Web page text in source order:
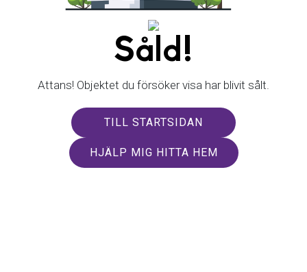
Såld!
Attans! Objektet du försöker visa har blivit sålt.
TILL STARTSIDAN
HJÄLP MIG HITTA HEM